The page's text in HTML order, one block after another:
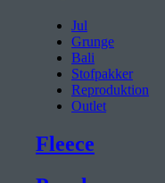
Jul
Grunge
Bali
Stofpakker
Reproduktion
Outlet
Fleece